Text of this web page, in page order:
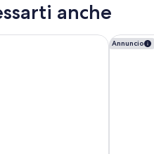
anche
by IHG Annuncio
ibis